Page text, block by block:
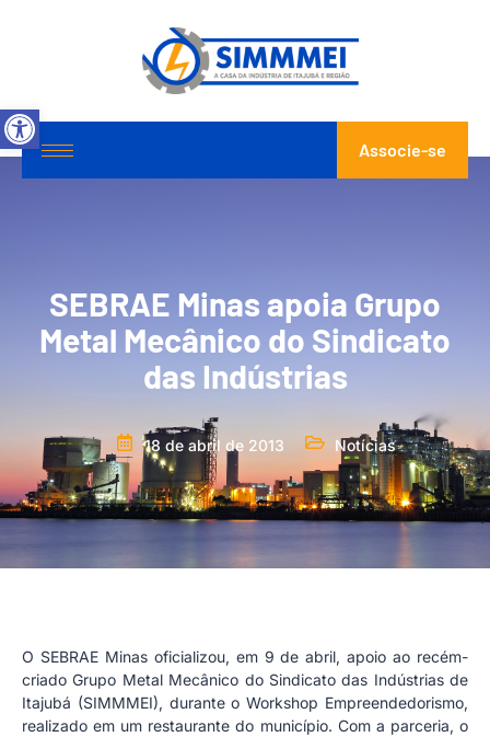
Abrir a barra de ferramentas
Associe-se
SEBRAE Minas apoia Grupo
Metal Mecânico do Sindicato
das Indústrias
18 de abril de 2013 Notícias
O SEBRAE Minas oficializou, em 9 de abril, apoio ao recém-
criado Grupo Metal Mecânico do Sindicato das Indústrias de
Itajubá (SIMMMEI), durante o Workshop Empreendedorismo,
realizado em um restaurante do município. Com a parceria, o